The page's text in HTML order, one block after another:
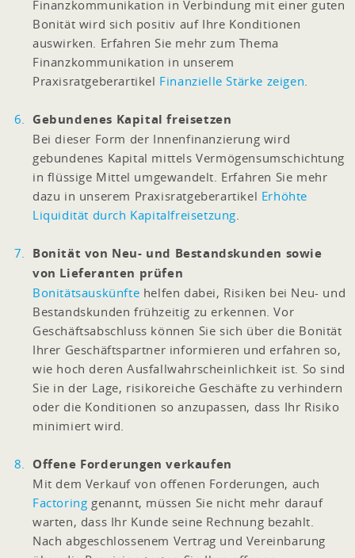
Finanzkommunikation in Verbindung mit einer guten
Bonität wird sich positiv auf Ihre Konditionen
auswirken. Erfahren Sie mehr zum Thema
Finanzkommunikation in unserem
Praxisratgeberartikel Finanzielle Stärke zeigen.
Gebundenes Kapital freisetzen
Bei dieser Form der Innenfinanzierung wird
gebundenes Kapital mittels Vermögensumschichtung
in flüssige Mittel umgewandelt. Erfahren Sie mehr
dazu in unserem Praxisratgeberartikel Erhöhte
Liquidität durch Kapitalfreisetzung.
Bonität von Neu- und Bestandskunden sowie
von Lieferanten prüfen
Bonitätsauskünfte helfen dabei, Risiken bei Neu- und
Bestandskunden frühzeitig zu erkennen. Vor
Geschäftsabschluss können Sie sich über die Bonität
Ihrer Geschäftspartner informieren und erfahren so,
wie hoch deren Ausfallwahrscheinlichkeit ist. So sind
Sie in der Lage, risikoreiche Geschäfte zu verhindern
oder die Konditionen so anzupassen, dass Ihr Risiko
minimiert wird.
Offene Forderungen verkaufen
Mit dem Verkauf von offenen Forderungen, auch
Factoring genannt, müssen Sie nicht mehr darauf
warten, dass Ihr Kunde seine Rechnung bezahlt.
Nach abgeschlossenem Vertrag und Vereinbarung